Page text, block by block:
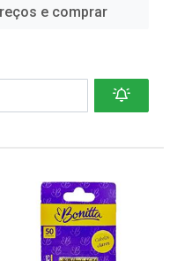
e comprar